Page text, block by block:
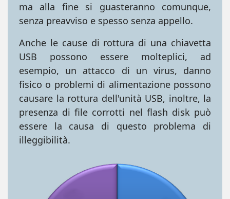
ma alla fine si guasteranno comunque,
senza preavviso e spesso senza appello.
Anche le cause di rottura di una chiavetta
USB possono essere molteplici, ad
esempio, un attacco di un virus, danno
fisico o problemi di alimentazione possono
causare la rottura dell'unità USB, inoltre, la
presenza di file corrotti nel flash disk può
essere la causa di questo problema di
illeggibilità.